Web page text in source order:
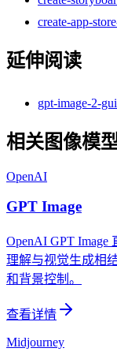
create-app-
延伸阅读
gpt-image-2-
相关图像模
OpenAI
GPT Image
OpenAI GPT
理解与视觉生成相
和背景控制。
查看详情
Midjourney